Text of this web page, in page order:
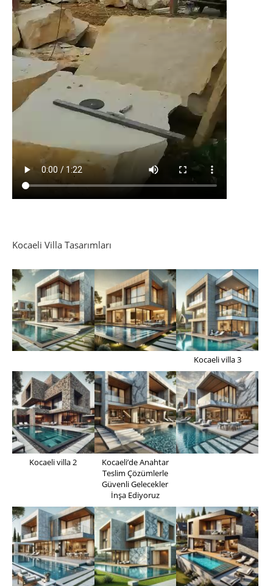
Kocaeli Villa Tasarımları
Kocaeli villa 3
Kocaeli villa 2
Kocaeli’de Anahtar
Teslim Çözümlerle
Güvenli Gelecekler
İnşa Ediyoruz